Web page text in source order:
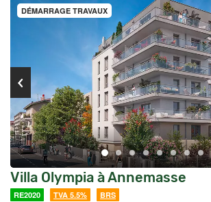
DÉMARRAGE TRAVAUX
Villa Olympia à Annemasse
RE2020 TVA 5.5% BRS